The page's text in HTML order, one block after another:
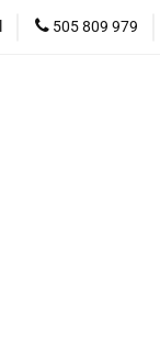
505 809 979